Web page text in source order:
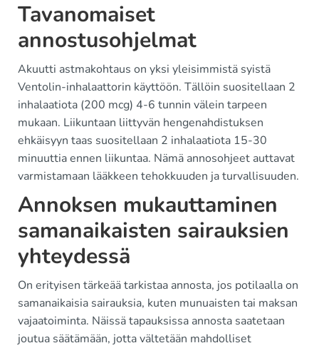
Tavanomaiset
annostusohjelmat
Akuutti astmakohtaus on yksi yleisimmistä syistä
Ventolin-inhalaattorin käyttöön. Tällöin suositellaan 2
inhalaatiota (200 mcg) 4-6 tunnin välein tarpeen
mukaan. Liikuntaan liittyvän hengenahdistuksen
ehkäisyyn taas suositellaan 2 inhalaatiota 15-30
minuuttia ennen liikuntaa. Nämä annosohjeet auttavat
varmistamaan lääkkeen tehokkuuden ja turvallisuuden.
Annoksen mukauttaminen
samanaikaisten sairauksien
yhteydessä
On erityisen tärkeää tarkistaa annosta, jos potilaalla on
samanaikaisia sairauksia, kuten munuaisten tai maksan
vajaatoiminta. Näissä tapauksissa annosta saatetaan
joutua säätämään, jotta vältetään mahdolliset